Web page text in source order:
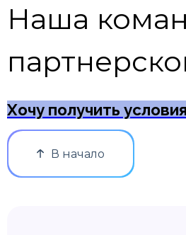
Наша
Хочу получить условия
В начало